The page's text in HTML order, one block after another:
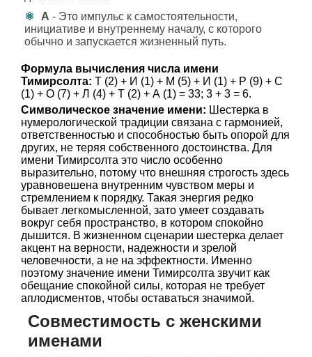
А - Это импульс к самостоятельности,
инициативе и внутреннему началу, с которого
обычно и запускается жизненный путь.
Формула вычисления числа имени
Тимирсолта: Т (2) + И (1) + М (5) + И (1) + Р (9) + С
(1) + О (7) + Л (4) + Т (2) + А (1) = 33; 3 + 3 = 6.
Символическое значение имени: Шестерка в
нумерологической традиции связана с гармонией,
ответственностью и способностью быть опорой для
других, не теряя собственного достоинства. Для
имени Тимирсолта это число особенно
выразительно, потому что внешняя строгость здесь
уравновешена внутренним чувством меры и
стремлением к порядку. Такая энергия редко
бывает легкомысленной, зато умеет создавать
вокруг себя пространство, в котором спокойно
дышится. В жизненном сценарии шестерка делает
акцент на верности, надежности и зрелой
человечности, а не на эффектности. Именно
поэтому значение имени Тимирсолта звучит как
обещание спокойной силы, которая не требует
аплодисментов, чтобы оставаться значимой.
Совместимость с женскими
именами